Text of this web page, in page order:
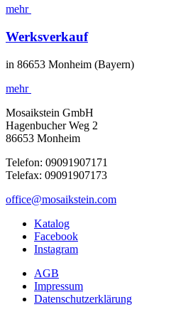
mehr
Werksverkauf
in 86653 Monheim (Bayern)
mehr
Mosaikstein GmbH
Hagenbucher Weg 2
86653 Monheim
Telefon: 09091907171
Telefax: 09091907173
office@mosaikstein.com
Katalog
Facebook
Instagram
AGB
Impressum
Datenschutzerklärung